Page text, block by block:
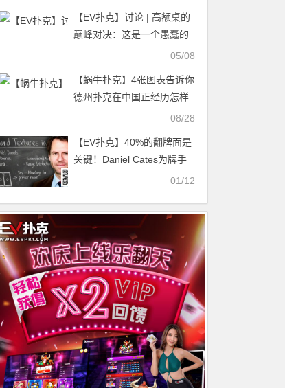
【EV扑克】讨论 | 高额桌的
巅峰对决：这是一个愚蠢的
05/08
【蜗牛扑克】4张图表告诉你
德州扑克在中国正经历怎样
08/28
【EV扑克】40%的翻牌面是
关键！Daniel Cates为牌手
指明GTO学习最高效路径01/12